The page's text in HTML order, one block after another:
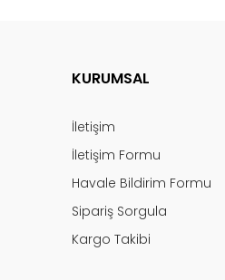
KURUMSAL
İletişim
İletişim Formu
Havale Bildirim Formu
Sipariş Sorgula
Kargo Takibi